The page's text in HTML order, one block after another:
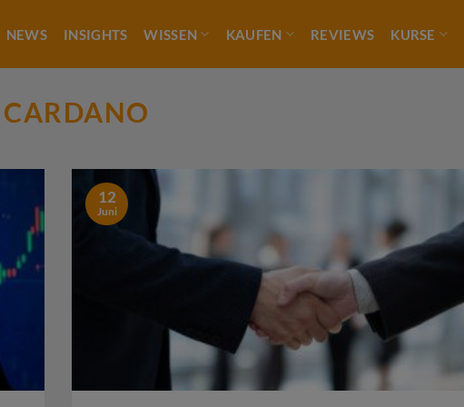
NEWS INSIGHTS WISSEN KAUFEN REVIEWS KURSE
CARDANO
12
Juni